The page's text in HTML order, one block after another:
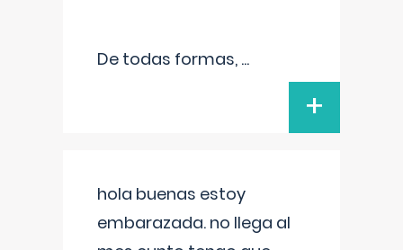
De todas formas, ...
+
hola buenas estoy
embarazada. no llega al